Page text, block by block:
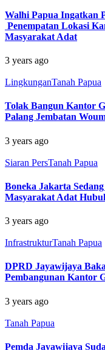
Walhi Papua Ingatkan
Penempatan Lokasi
Masyarakat Adat
3 years ago
LingkunganTanah Papua
Tolak Bangun Kantor
Palang Jembatan
3 years ago
Siaran PersTanah Papua
Boneka Jakarta
Masyarakat Adat
3 years ago
InfrastrukturTanah Papua
DPRD Jayawijaya
Pembangunan Kantor
3 years ago
Tanah Papua
Pemda Jayawijaya